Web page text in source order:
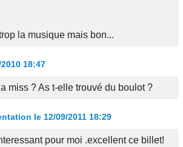
la musique mais bon...
18:47
miss ? As t-elle trouvé du boulot ?
le 12/09/2011 18:29
pour moi .excellent ce billet!